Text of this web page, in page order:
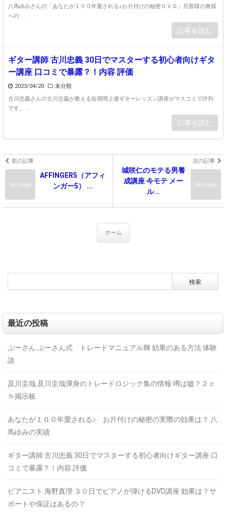
八馬ゆみさんの「あなたが１００年愛される♪お片付けの秘密ＤＶＤ」旦那様の奥様
への ...
記事を読む
ギター講師 古川忠義 30日でマスターする初心者向けギタ
ー講座 口コミで暴露？！内容 評価
2023/04/20
未分類
古川忠義さんの古川忠義が教える短期間上達ギターレッスン講座がマスコミで評判
です。 ...
記事を読む
前の記事
No Image
AFFINGER5（アフィ
ンガー5） ...
次の記事
No Image
城咲仁のモテる男養
成講座 今モテ メー
ル...
ホーム
最近の投稿
ぷーさん ぷーさん式 トレードマニュアル輝 効果のある方法 体験
談
及川圭哉 及川圭哉渾身のトレードロジック集の情報 噂は嘘？２ｃ
ｈ掲示板
あなたが１００年愛される♪ お片付けの秘密の実際の効果は？ 八
馬ゆみの実績
ギター講師 古川忠義 30日でマスターする初心者向けギター講座 口
コミで暴露？！内容 評価
ピアニスト 海野真理 ３０日でピアノが弾けるDVD講座 効果は？サ
ポートや保証はあるの？